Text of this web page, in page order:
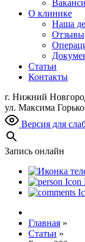
О клинике
Наша
Отзывы
Статьи
Контакты
г. Нижний
ул. Максима
Версия для
Запись онлайн
Главная »
Статьи »